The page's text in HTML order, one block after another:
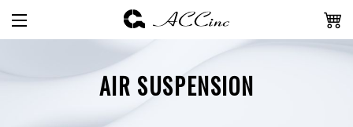
AIR SUSPENSION